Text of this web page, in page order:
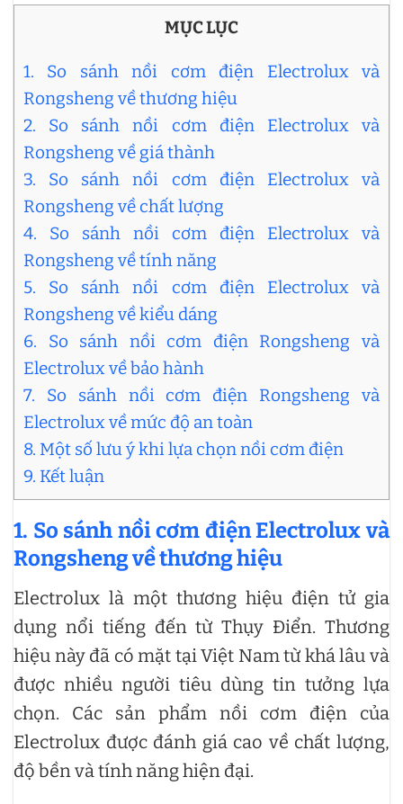
MỤC LỤC
1. So sánh nồi cơm điện Electrolux và
Rongsheng về thương hiệu
2. So sánh nồi cơm điện Electrolux và
Rongsheng về giá thành
3. So sánh nồi cơm điện Electrolux và
Rongsheng về chất lượng
4. So sánh nồi cơm điện Electrolux và
Rongsheng về tính năng
5. So sánh nồi cơm điện Electrolux và
Rongsheng về kiểu dáng
6. So sánh nồi cơm điện Rongsheng và
Electrolux về bảo hành
7. So sánh nồi cơm điện Rongsheng và
Electrolux về mức độ an toàn
8. Một số lưu ý khi lựa chọn nồi cơm điện
9. Kết luận
1. So sánh nồi cơm điện Electrolux và
Rongsheng về thương hiệu
Electrolux là một thương hiệu điện tử gia
dụng nổi tiếng đến từ Thụy Điển. Thương
hiệu này đã có mặt tại Việt Nam từ khá lâu và
được nhiều người tiêu dùng tin tưởng lựa
chọn. Các sản phẩm nồi cơm điện của
Electrolux được đánh giá cao về chất lượng,
độ bền và tính năng hiện đại.